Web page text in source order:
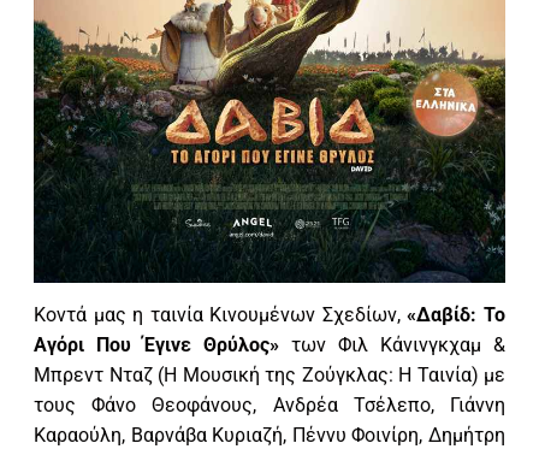
Κοντά μας η ταινία Κινουμένων Σχεδίων,«Δαβίδ: Το
Αγόρι Που Έγινε Θρύλος» των Φιλ Κάνινγκχαμ &
Μπρεντ Νταζ (Η Μουσική της Ζούγκλας: Η Ταινία) με
τους Φάνο Θεοφάνους, Ανδρέα Τσέλεπο, Γιάννη
Καραούλη, Βαρνάβα Κυριαζή, Πέννυ Φοινίρη, Δημήτρη